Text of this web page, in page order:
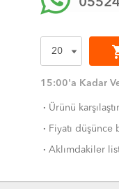
15:00'a Kadar
· Ürünü
· Fiyatı düşünce
· Aklımdakiler